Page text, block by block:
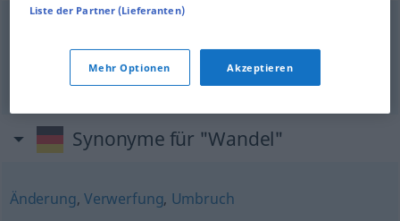
devie
les activités (d’unpays,etc
Synonyme für "Wandel"
Änderung, Verwerfung, Umbruch
Liste der Partner (Lieferanten)
Mehr Optionen Akzeptieren